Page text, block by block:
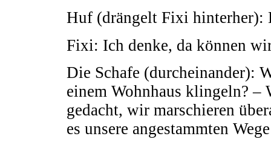
Huf (drängelt Fixi hinterher):
Fixi: Ich denke, da können
Die Schafe (durcheinander):
einem Wohnhaus klingeln? –
gedacht, wir marschieren
es unsere angestammten